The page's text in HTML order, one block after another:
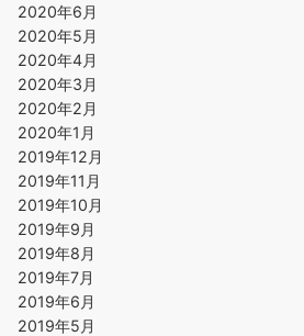
2020年6月
2020年5月
2020年4月
2020年3月
2020年2月
2020年1月
2019年12月
2019年11月
2019年10月
2019年9月
2019年8月
2019年7月
2019年6月
2019年5月